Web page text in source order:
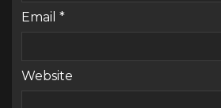
Email *
Website